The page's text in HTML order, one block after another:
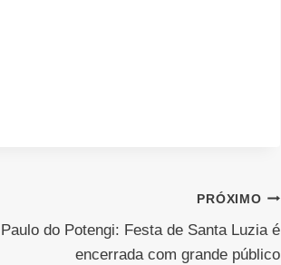
PRÓXIMO
do Potengi: Festa de Santa Luzia é
encerrada com grande público